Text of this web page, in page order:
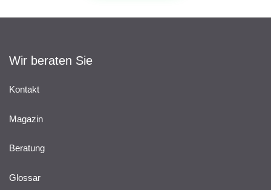
Wir beraten Sie
Kontakt
Magazin
Beratung
Glossar